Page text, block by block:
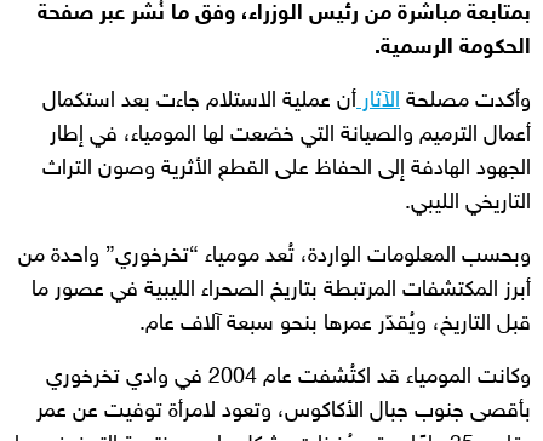
بمتابعة مباشرة من رئيس الوزراء، وفق ما نُشر عبر صفحة
الحكومة الرسمية.
وأكدت مصلحة الآثار أن عملية الاستلام جاءت بعد استكمال
أعمال الترميم والصيانة التي خضعت لها المومياء، في إطار
الجهود الهادفة إلى الحفاظ على القطع الأثرية وصون التراث
التاريخي الليبي.
وبحسب المعلومات الواردة، تُعد مومياء “تخرخوري” واحدة من
أبرز المكتشفات المرتبطة بتاريخ الصحراء الليبية في عصور ما
قبل التاريخ، ويُقدّر عمرها بنحو سبعة آلاف عام.
وكانت المومياء قد اكتُشفت عام 2004 في وادي تخرخوري
بأقصى جنوب جبال الأكاكوس، وتعود لامرأة توفيت عن عمر